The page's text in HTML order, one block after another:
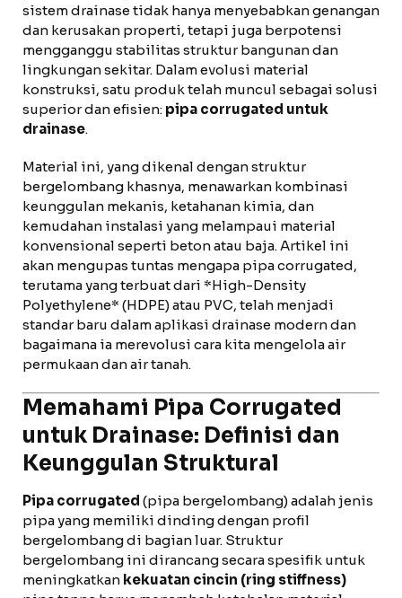
sistem drainase tidak hanya menyebabkan genangan
dan kerusakan properti, tetapi juga berpotensi
mengganggu stabilitas struktur bangunan dan
lingkungan sekitar. Dalam evolusi material
konstruksi, satu produk telah muncul sebagai solusi
superior dan efisien: pipa corrugated untuk
drainase.
Material ini, yang dikenal dengan struktur
bergelombang khasnya, menawarkan kombinasi
keunggulan mekanis, ketahanan kimia, dan
kemudahan instalasi yang melampaui material
konvensional seperti beton atau baja. Artikel ini
akan mengupas tuntas mengapa pipa corrugated,
terutama yang terbuat dari *High-Density
Polyethylene* (HDPE) atau PVC, telah menjadi
standar baru dalam aplikasi drainase modern dan
bagaimana ia merevolusi cara kita mengelola air
permukaan dan air tanah.
Memahami Pipa Corrugated
untuk Drainase: Definisi dan
Keunggulan Struktural
Pipa corrugated (pipa bergelombang) adalah jenis
pipa yang memiliki dinding dengan profil
bergelombang di bagian luar. Struktur
bergelombang ini dirancang secara spesifik untuk
meningkatkan kekuatan cincin (ring stiffness)